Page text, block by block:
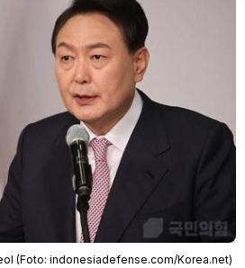
(Foto: indonesiadefense.com/Korea.net)